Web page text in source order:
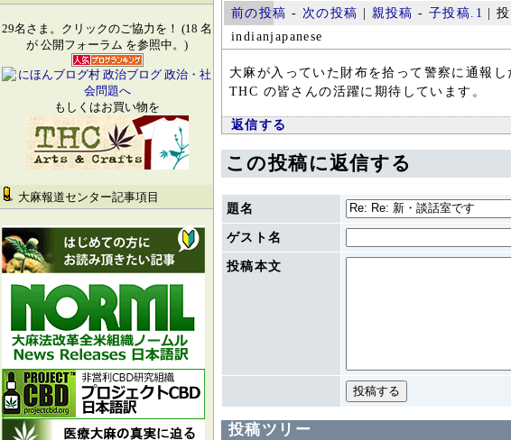
29名さま。クリックのご協力を！ (18 名
が 公開フォーラム を参照中。)
もしくはお買い物を
大麻報道センター記事項目
前の投稿 - 次の投稿 親投稿 -子投稿.1
|
indianjapanese
大麻が入っていた財布を拾って警察に通報
THC の皆さんの活躍に期待しています。
返信する
この投稿に返信する
題名
ゲスト名
投稿本文
投稿ツリー